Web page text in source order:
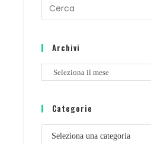
Archivi
Categorie